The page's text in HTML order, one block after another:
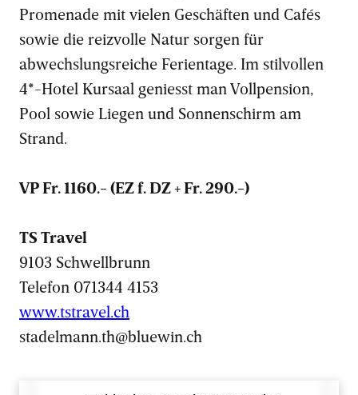
Promenade mit vielen Geschäften und Cafés
sowie die reizvolle Natur sorgen für
abwechslungsreiche Ferientage. Im stilvollen
4*-Hotel Kursaal geniesst man Vollpension,
Pool sowie Liegen und Sonnenschirm am
Strand.
VP Fr. 1160.- (EZ f. DZ + Fr. 290.-)
TS Travel
9103 Schwellbrunn
Telefon 071344 4153
www.tstravel.ch
stadelmann.th@bluewin.ch